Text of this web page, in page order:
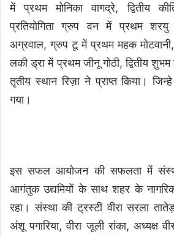
में प्रथम मोनिका वागद्रे, द्वितीय
प्रतियोगिता ग्रुप वन में प्रथम शरयु
अग्रवाल, ग्रुप टू में प्रथम महक
लकी ड्रा में प्रथम जीनू गोठी, द्वितीय
तृतीय स्थान रिज़ा ने प्राप्त किया।
गया।
इस सफल आयोजन की सफलता में
आगंतुक उद्यमियों के साथ शहर के
रहा। संस्था की ट्रस्टी वीरा सरला
अंशू पगारिया, वीरा जूली रांका, अध्यक्ष